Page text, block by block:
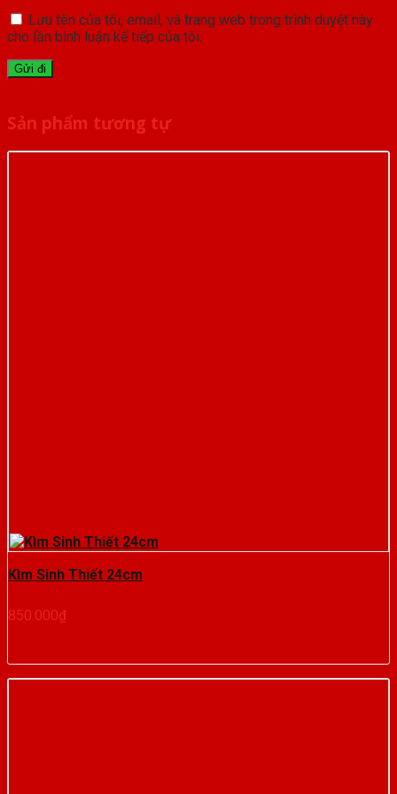
Lưu tên của tôi, email, và trang web trong trình duyệt này
cho lần bình luận kế tiếp của tôi.
Sản phẩm tương tự
Kìm Sinh Thiết 24cm
850.000₫